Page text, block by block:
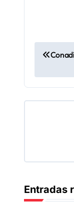
N
a
v
i
Entradas